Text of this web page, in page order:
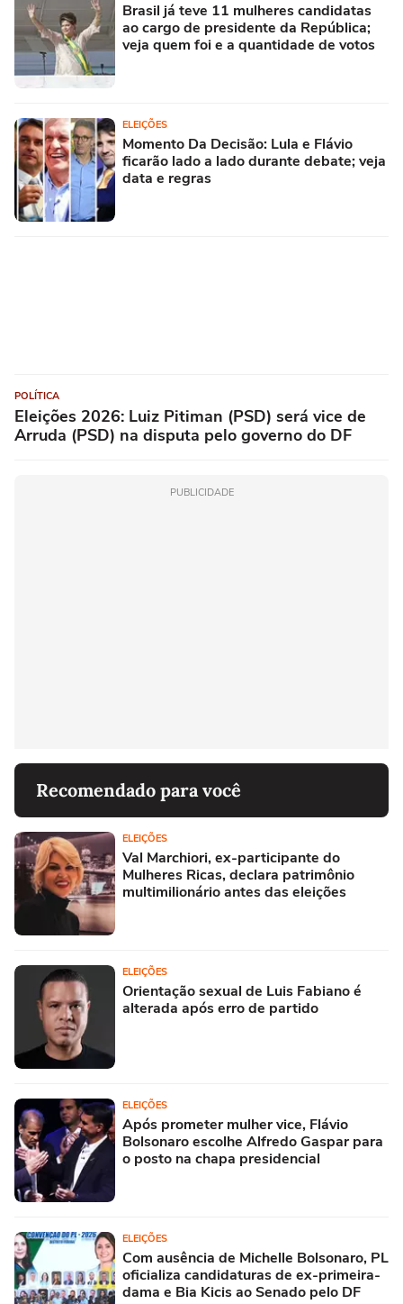
Brasil já teve 11 mulheres candidatas
ao cargo de presidente da República;
veja quem foi e a quantidade de votos
ELEIÇÕES
Momento Da Decisão: Lula e Flávio
ficarão lado a lado durante debate; veja
data e regras
POLÍTICA
Eleições 2026: Luiz Pitiman (PSD) será vice de
Arruda (PSD) na disputa pelo governo do DF
PUBLICIDADE
Recomendado para você
ELEIÇÕES
Val Marchiori, ex-participante do
Mulheres Ricas, declara patrimônio
multimilionário antes das eleições
ELEIÇÕES
Orientação sexual de Luis Fabiano é
alterada após erro de partido
ELEIÇÕES
Após prometer mulher vice, Flávio
Bolsonaro escolhe Alfredo Gaspar para
o posto na chapa presidencial
ELEIÇÕES
Com ausência de Michelle Bolsonaro, PL
oficializa candidaturas de ex-primeira-
dama e Bia Kicis ao Senado pelo DF